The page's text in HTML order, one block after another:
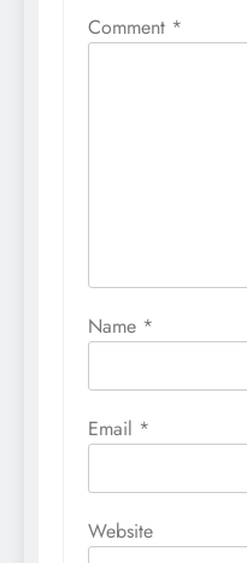
Comment *
Name *
Email *
Website